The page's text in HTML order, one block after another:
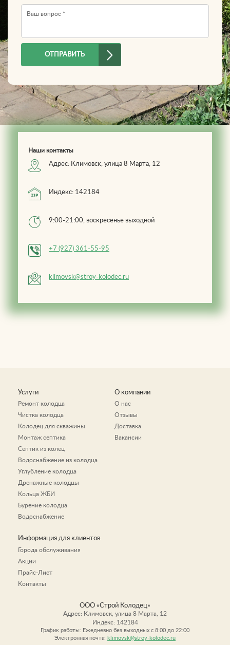
E-mail
Вопрос*
ОТПРАВИТЬ
Наши контакты
Адрес: Климовск, улица 8 Марта, 12
Индекс: 142184
9:00-21:00, воскресенье выходной
+7 (927) 361-55-95
klimovsk@stroy-kolodec.ru
Услуги
Ремонт колодца
Чистка колодца
Колодец для скважины
Монтаж септика
Септик из колец
Водоснабжение из колодца
Углубление колодца
Дренажные колодцы
Кольца ЖБИ
Бурение колодца
Водоснабжение
О компании
О нас
Отзывы
Доставка
Вакансии
Информация для клиентов
Города обслуживания
Акции
Прайс-Лист
Контакты
ООО «Строй Колодец»
Адрес: Климовск улица 8 Марта, 12
Индекс: 142184
График работы: Ежедневно без выходных c 8:00 до 22:00
Электронная почта: klimovsk@stroy-kolodec.ru